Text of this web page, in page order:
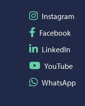
Seuraa Instagram
Instagram
Seuraa Facebook
Facebook
Seuraa LinkedIn
LinkedIn
Seuraa YouTube
YouTube
Jaa WhatsApp
WhatsApp